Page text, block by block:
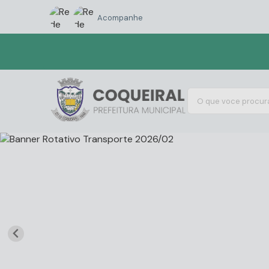
O que voce procura?
Acompanhe